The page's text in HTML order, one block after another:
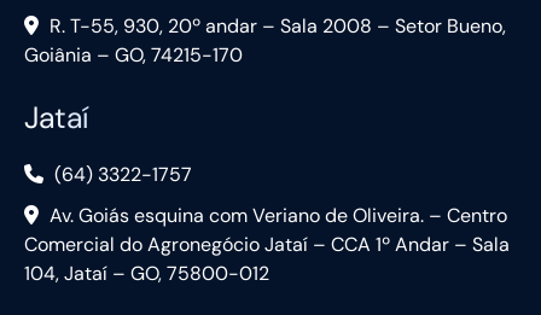
R. T-55, 930, 20º andar – Sala 2008 – Setor Bueno,
Goiânia – GO, 74215-170
Jataí
(64) 3322-1757
Av. Goiás esquina com Veriano de Oliveira. – Centro
Comercial do Agronegócio Jataí – CCA 1º Andar – Sala
104, Jataí – GO, 75800-012